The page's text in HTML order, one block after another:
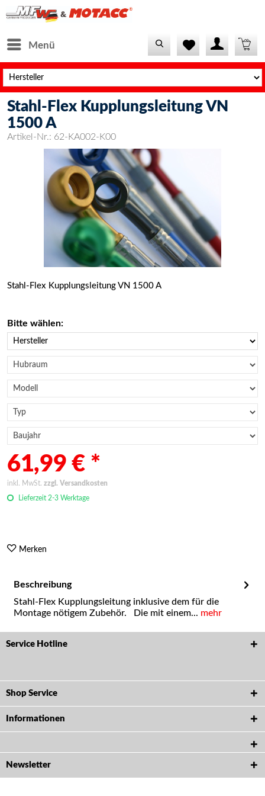
Menü
Stahl-Flex Kupplungsleitung VN
1500 A
Artikel-Nr.: 62-KA002-K00
Stahl-Flex Kupplungsleitung VN 1500 A
Bitte wählen:
61,99 € *
inkl. MwSt. zzgl. Versandkosten
Lieferzeit 2-3 Werktage
Merken
Beschreibung
Stahl-Flex Kupplungsleitung inklusive dem für die
Montage nötigem Zubehör. Die mit einem... mehr
Service Hotline
Shop Service
Informationen
Newsletter